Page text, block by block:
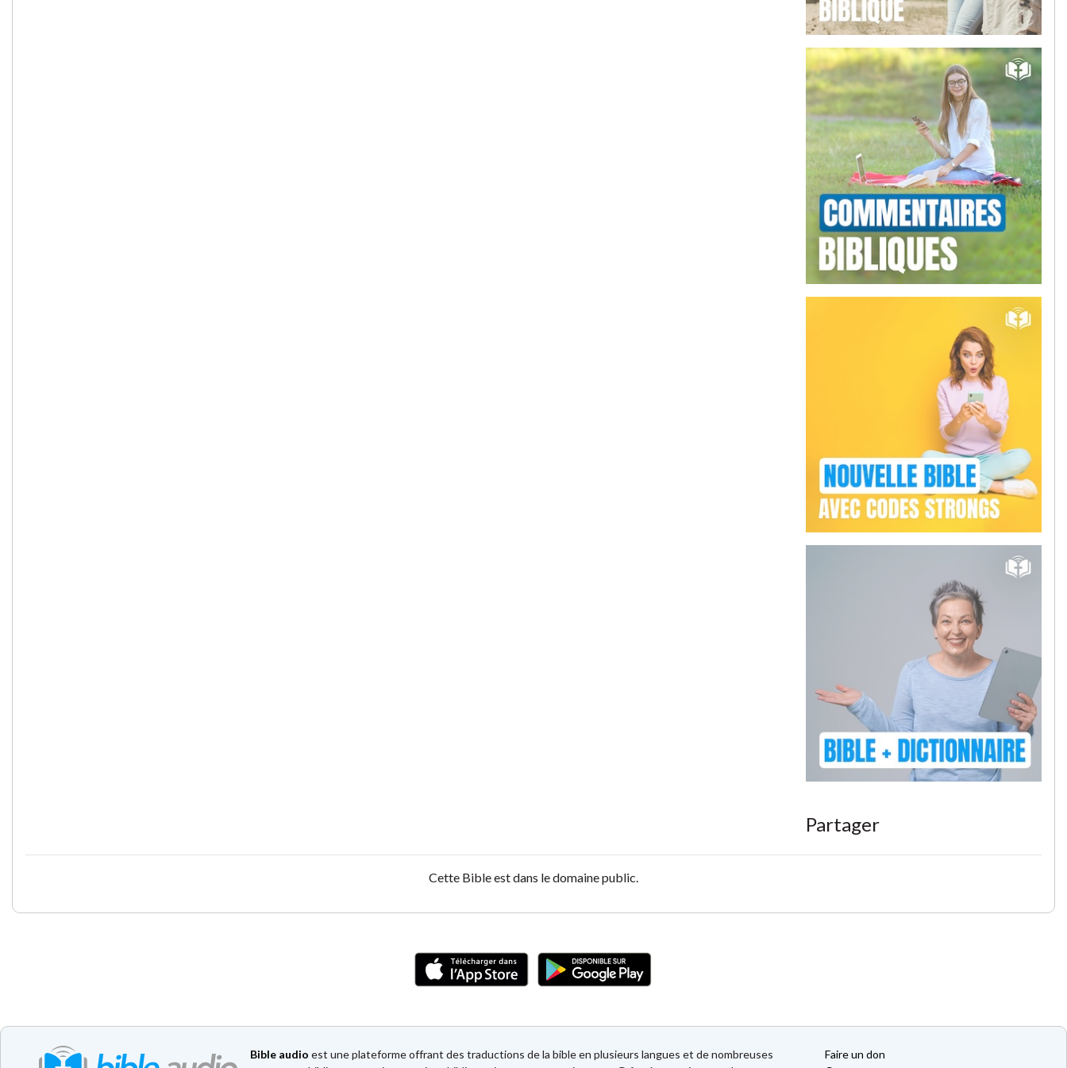
Partager
Cette Bible est dans le domaine public.
Bible audio est une plateforme offrant des traductions de la bible en plusieurs langues et de nombreuses
Faire un don